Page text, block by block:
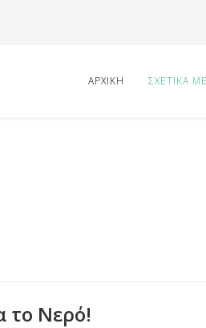
ΑΡΧΙΚΉ ΣΧΕΤΙΚΑ
το Νερό!